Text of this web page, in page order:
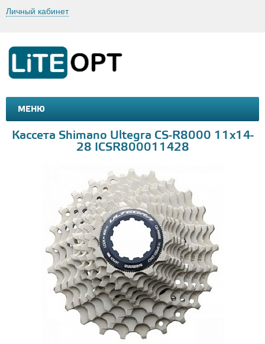
Личный кабинет
МЕНЮ
МАШИНКИ И МОТОЦИКЛЫ
Кассета Shimano Ultegra CS-R8000 11х14-
28 ICSR800011428